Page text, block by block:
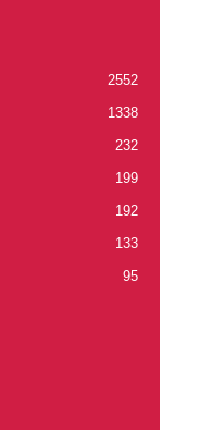
2552
1338
232
199
192
133
95